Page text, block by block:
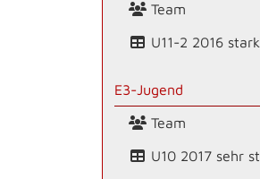
Team
U11-2 2016 stark
E3-Jugend
Team
U10 2017 sehr